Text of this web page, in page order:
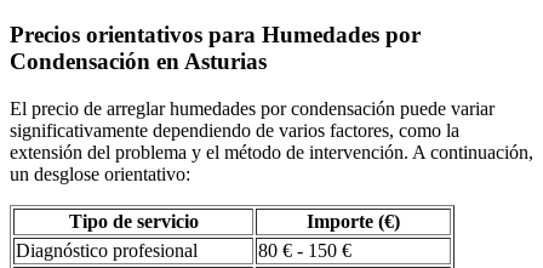
Precios orientativos para Humedades por
Condensación en Asturias
El precio de arreglar humedades por condensación puede variar
significativamente dependiendo de varios factores, como la
extensión del problema y el método de intervención. A continuación,
un desglose orientativo:
Tipo de servicio
Importe (€)
Diagnóstico profesional
80 € - 150 €